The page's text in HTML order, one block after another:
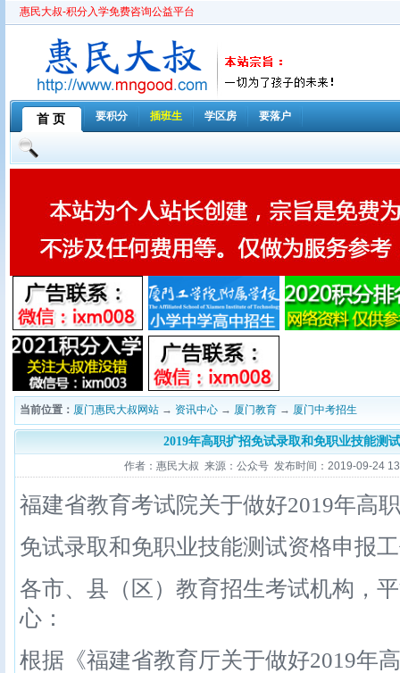
惠民大叔-积分入学免费咨询公益平台
首 页 要积分 插班生 学区房 要落户
当前位置： 厦门惠民大叔网站 → 资讯中心 → 厦门教育 → 厦门中考招生
2019年高职扩招免试录取和免职业技能测
作者：惠民大叔 来源：公众号 发布时间：2019-09-24
福建省教育考试院关于做好2019年高
免试录取和免职业技能测试资格申报
各市、县（区）教育招生考试机构，
心：
根据《福建省教育厅关于做好2019年